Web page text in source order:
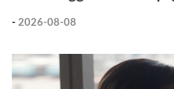
- 2026-08-08